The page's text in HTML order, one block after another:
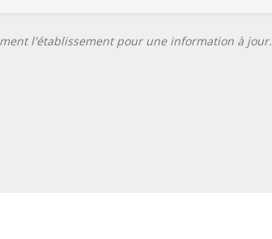
l'établissement pour une information à jour.